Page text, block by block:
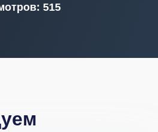
515